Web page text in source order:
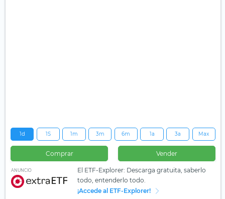
1d 1S 1m 3m 6m 1a 3a Max
Comprar Vender
ANUNCIO
El ETF-Explorer: Descarga gratuita, saberlo
todo, entenderlo todo.
¡Accede al ETF-Explorer!